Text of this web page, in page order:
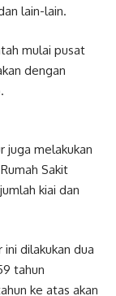
lain-lain.
mulai pusat
dengan
juga melakukan
Sakit
kiai dan
ini dilakukan dua
tahun
ke atas akan